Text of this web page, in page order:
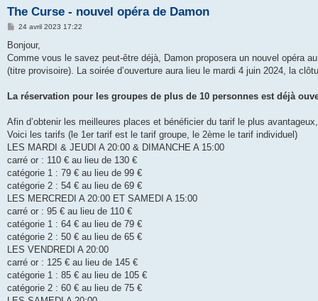
The Curse - nouvel opéra de Damon
M
s
a
g
24 avril 2023 17:22
Bonjour,
Comme vous le savez peut-être déjà, Damon proposera un nouvel opéra
(titre provisoire). La soirée d’ouverture aura lieu le mardi 4 juin 2024, la
La réservation pour les groupes de plus de 10 personnes est déjà
Afin d’obtenir les meilleures places et bénéficier du tarif le plus
Voici les tarifs (le 1er tarif est le tarif groupe, le 2ème le tarif individuel)
LES MARDI & JEUDI A 20:00 & DIMANCHE A 15:00
carré or : 110 € au lieu de 130 €
catégorie 1 : 79 € au lieu de 99 €
catégorie 2 : 54 € au lieu de 69 €
LES MERCREDI A 20:00 ET SAMEDI A 15:00
carré or : 95 € au lieu de 110 €
catégorie 1 : 64 € au lieu de 79 €
catégorie 2 : 50 € au lieu de 65 €
LES VENDREDI A 20:00
carré or : 125 € au lieu de 145 €
catégorie 1 : 85 € au lieu de 105 €
catégorie 2 : 60 € au lieu de 75 €